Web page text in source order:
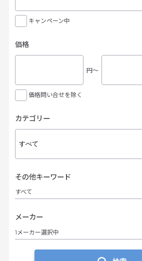
キャンペーン中
価格
円〜
価格問い合せを除く
カテゴリー
その他キーワード
すべて
メーカー
1メーカー選択中